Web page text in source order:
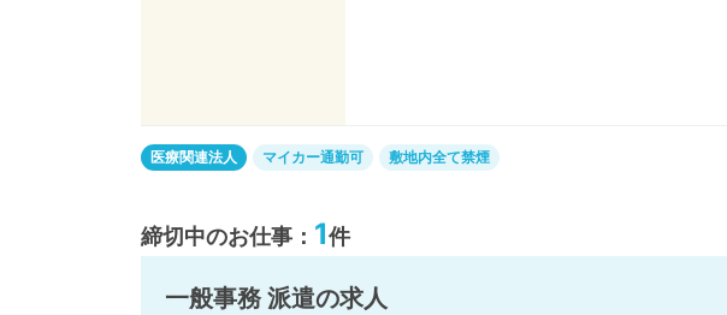
医療関連法人 マイカー通勤可 敷地内全て禁煙
締切中のお仕事： 1件
一般事務 派遣の求人